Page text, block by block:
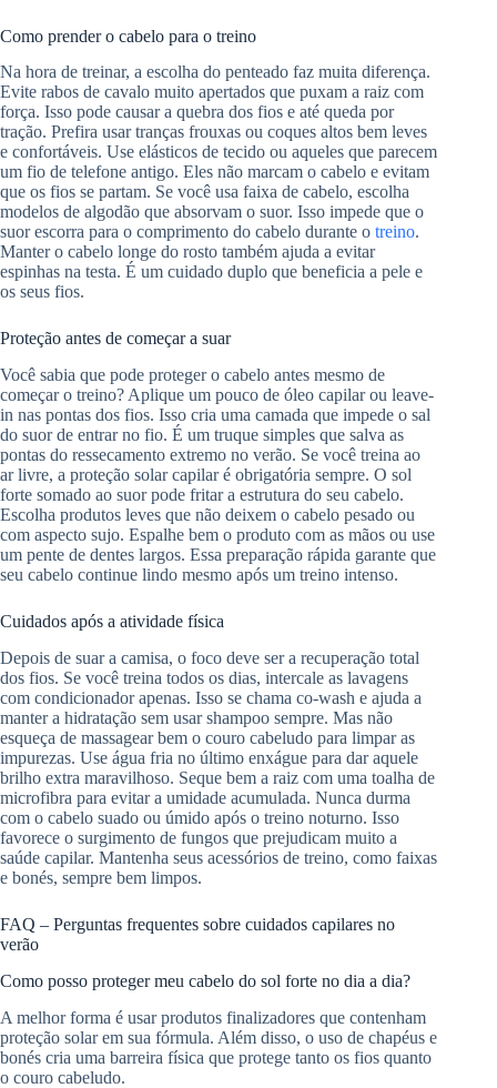
Como prender o cabelo para o treino
Na hora de treinar, a escolha do penteado faz muita diferença.
Evite rabos de cavalo muito apertados que puxam a raiz com
força. Isso pode causar a quebra dos fios e até queda por
tração. Prefira usar tranças frouxas ou coques altos bem leves
e confortáveis. Use elásticos de tecido ou aqueles que parecem
um fio de telefone antigo. Eles não marcam o cabelo e evitam
que os fios se partam. Se você usa faixa de cabelo, escolha
modelos de algodão que absorvam o suor. Isso impede que o
suor escorra para o comprimento do cabelo durante o treino.
Manter o cabelo longe do rosto também ajuda a evitar
espinhas na testa. É um cuidado duplo que beneficia a pele e
os seus fios.
Proteção antes de começar a suar
Você sabia que pode proteger o cabelo antes mesmo de
começar o treino? Aplique um pouco de óleo capilar ou leave-
in nas pontas dos fios. Isso cria uma camada que impede o sal
do suor de entrar no fio. É um truque simples que salva as
pontas do ressecamento extremo no verão. Se você treina ao
ar livre, a proteção solar capilar é obrigatória sempre. O sol
forte somado ao suor pode fritar a estrutura do seu cabelo.
Escolha produtos leves que não deixem o cabelo pesado ou
com aspecto sujo. Espalhe bem o produto com as mãos ou use
um pente de dentes largos. Essa preparação rápida garante que
seu cabelo continue lindo mesmo após um treino intenso.
Cuidados após a atividade física
Depois de suar a camisa, o foco deve ser a recuperação total
dos fios. Se você treina todos os dias, intercale as lavagens
com condicionador apenas. Isso se chama co-wash e ajuda a
manter a hidratação sem usar shampoo sempre. Mas não
esqueça de massagear bem o couro cabeludo para limpar as
impurezas. Use água fria no último enxágue para dar aquele
brilho extra maravilhoso. Seque bem a raiz com uma toalha de
microfibra para evitar a umidade acumulada. Nunca durma
com o cabelo suado ou úmido após o treino noturno. Isso
favorece o surgimento de fungos que prejudicam muito a
saúde capilar. Mantenha seus acessórios de treino, como faixas
e bonés, sempre bem limpos.
FAQ – Perguntas frequentes sobre cuidados capilares no
verão
Como posso proteger meu cabelo do sol forte no dia a dia?
A melhor forma é usar produtos finalizadores que contenham
proteção solar em sua fórmula. Além disso, o uso de chapéus e
bonés cria uma barreira física que protege tanto os fios quanto
o couro cabeludo.